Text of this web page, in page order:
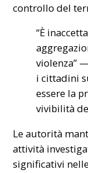
controllo del
“È
violenza”
i cittadini
essere la
vivibilità
Le autorità
attività
significativi